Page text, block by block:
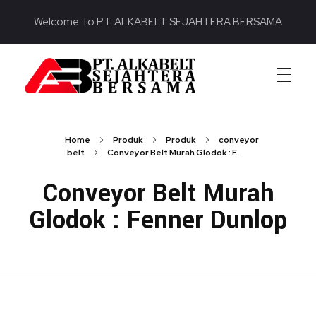
Welcome To PT. ALKABELT SEJAHTERA BERSAMA
Home Produk Produk
conveyor
belt
Conveyor Belt Murah Glodok : F...
Conveyor Belt Murah
Glodok : Fenner Dunlop